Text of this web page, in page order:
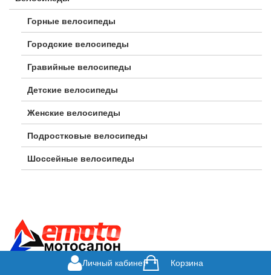
Горные велосипеды
Городские велосипеды
Гравийные велосипеды
Детские велосипеды
Женские велосипеды
Подростковые велосипеды
Шоссейные велосипеды
Личный кабинет Корзина